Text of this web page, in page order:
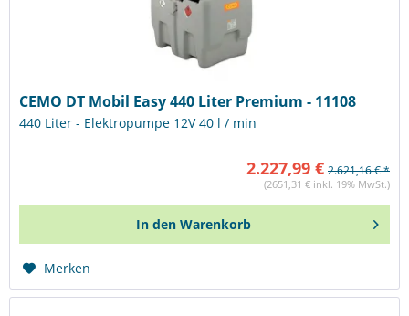
CEMO DT Mobil Easy 440 Liter Premium - 11108
440 Liter - Elektropumpe 12V 40 l / min
2.227,99 € 2.621,16 € *
(2651,31 € inkl. 19% MwSt.)
In den Warenkorb
Merken